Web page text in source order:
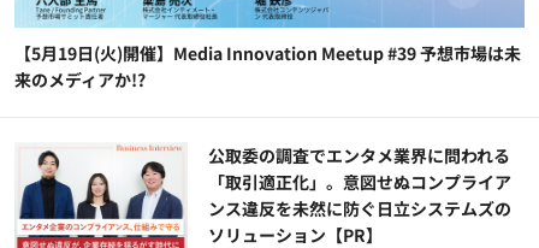
【5月19日(火)開催】Media Innovation Meetup #39 予想市場は未
来のメディアか!?
公​​取委の調査でエンタメ業界に問われる
「取引適正化」。意図せぬコンプライア
ンス違反を未然に防ぐ日立システムズの
ソリューション​【PR】